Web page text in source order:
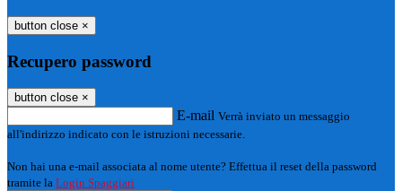
button close ×
Recupero password
button close ×
E-mail Verrà inviato un messaggio
all'indirizzo indicato con le istruzioni necessarie.
Non hai una e-mail associata al nome utente? Effettua il reset della password
tramite la Login Spaggiari